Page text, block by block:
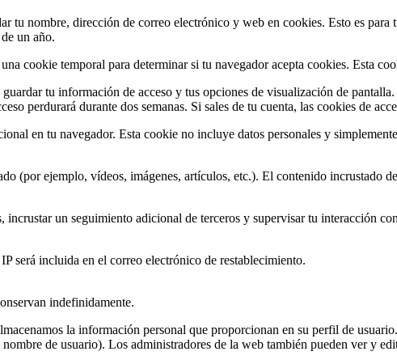
tu nombre, dirección de correo electrónico y web en cookies. Esto es
un año.
cookie temporal para determinar si tu navegador acepta cookies. Esta
tu información de acceso y tus opciones de visualización de
perdurará durante dos semanas. Si sales de tu cuenta, las cookies de
en tu navegador. Esta cookie no incluye datos personales y
(por ejemplo, vídeos, imágenes, artículos, etc.). El contenido incrustado
un seguimiento adicional de terceros y supervisar tu interacción
será incluida en el correo electrónico de restablecimiento.
indefinidamente.
la información personal que proporcionan en su perfil de
de usuario). Los administradores de la web también pueden ver y